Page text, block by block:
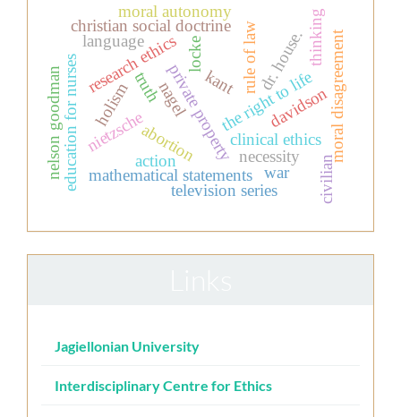
private property
locke
kant
nagel
research ethics
clinical ethics
education for nurses abortion
the right to life moral disagreement
christian social doctrine rule of law
mathematical statements
necessity
nelson goodman truth
moral autonomy
nietzsche
television series
dr. house.thinking
action
language
davidson
civilian
war
holism
Jagiellonian University
Interdisciplinary Centre for Ethics